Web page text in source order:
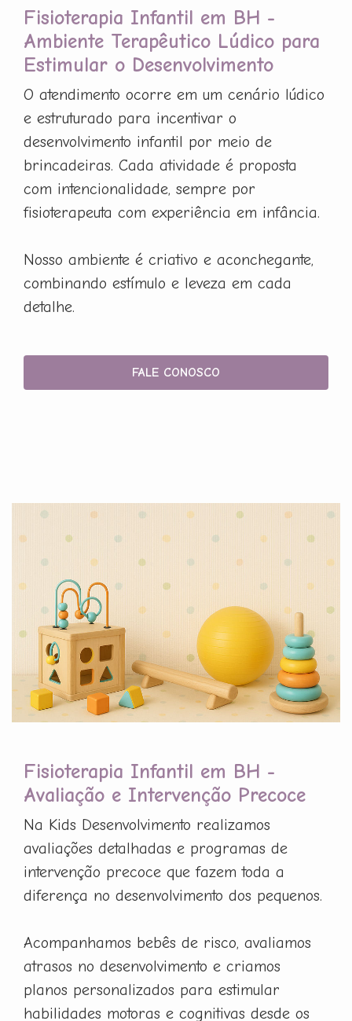
Fisioterapia Infantil em BH -
Ambiente Terapêutico Lúdico para
Estimular o Desenvolvimento
O atendimento ocorre em um cenário lúdico
e estruturado para incentivar o
desenvolvimento infantil por meio de
brincadeiras. Cada atividade é proposta
com intencionalidade, sempre por
fisioterapeuta com experiência em infância.
Nosso ambiente é criativo e aconchegante,
combinando estímulo e leveza em cada
detalhe.
FALE CONOSCO
Fisioterapia Infantil em BH -
Avaliação e Intervenção Precoce
Na Kids Desenvolvimento realizamos
avaliações detalhadas e programas de
intervenção precoce que fazem toda a
diferença no desenvolvimento dos pequenos.
Acompanhamos bebês de risco, avaliamos
atrasos no desenvolvimento e criamos
planos personalizados para estimular
habilidades motoras e cognitivas desde os